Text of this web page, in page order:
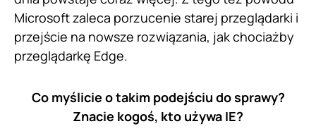
Microsoft zaleca porzucenie starej przeglądarki i
przejście na nowsze rozwiązania, jak chociażby
przeglądarkę Edge.
Co myślicie o takim podejściu do sprawy?
Znacie kogoś, kto używa IE?